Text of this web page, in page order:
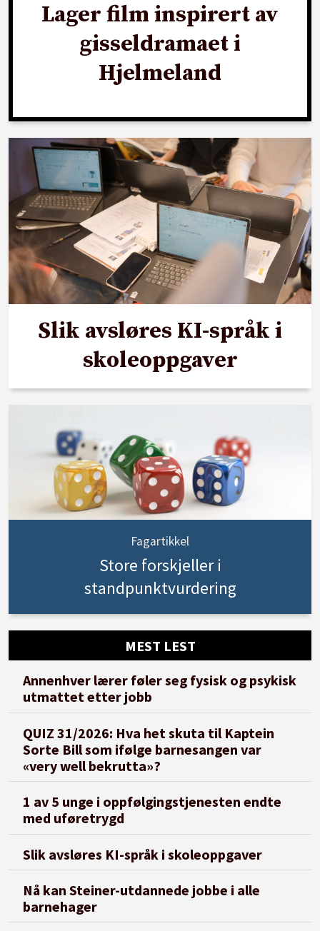
Lager film inspirert av
gisseldramaet i
Hjelmeland
Slik avsløres KI-språk i
skoleoppgaver
Fagartikkel
Store forskjeller i
standpunktvurdering
MEST LEST
Annenhver lærer føler seg fysisk og psykisk
utmattet etter jobb
QUIZ 31/2026: Hva het skuta til Kaptein
Sorte Bill som ifølge barnesangen var
«very well bekrutta»?
1 av 5 unge i oppfølgingstjenesten endte
med uføretrygd
Slik avsløres KI-språk i skoleoppgaver
Nå kan Steiner-utdannede jobbe i alle
barnehager